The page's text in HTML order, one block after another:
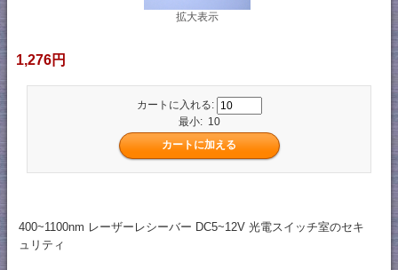
拡大表示
1,276円
カートに入れる:
最小: 10
400~1100nm レーザーレシーバー DC5~12V 光電スイッチ室のセキ
ュリティ